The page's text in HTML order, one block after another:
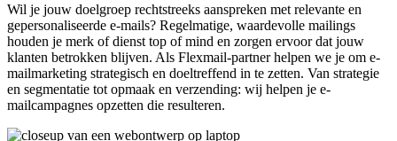
Wil je jouw doelgroep rechtstreeks aanspreken met relevante en
gepersonaliseerde e-mails? Regelmatige, waardevolle mailings
houden je merk of dienst top of mind en zorgen ervoor dat jouw
klanten betrokken blijven. Als Flexmail-partner helpen we je om e-
mailmarketing strategisch en doeltreffend in te zetten. Van strategie
en segmentatie tot opmaak en verzending: wij helpen je e-
mailcampagnes opzetten die resulteren.